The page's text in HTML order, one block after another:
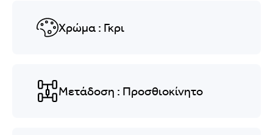
Χρώμα : Γκρι
Μετάδοση : Προσθιοκίνητο